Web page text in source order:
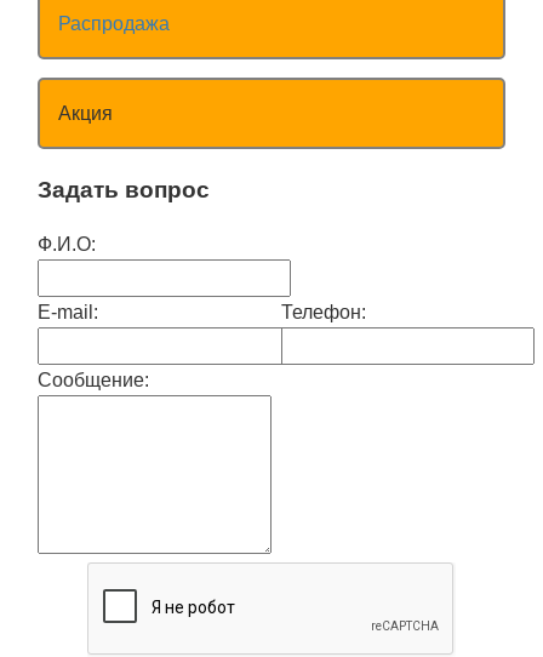
Распродажа
Акция
Задать вопрос
Ф.И.О:
E-mail: Телефон:
Сообщение: